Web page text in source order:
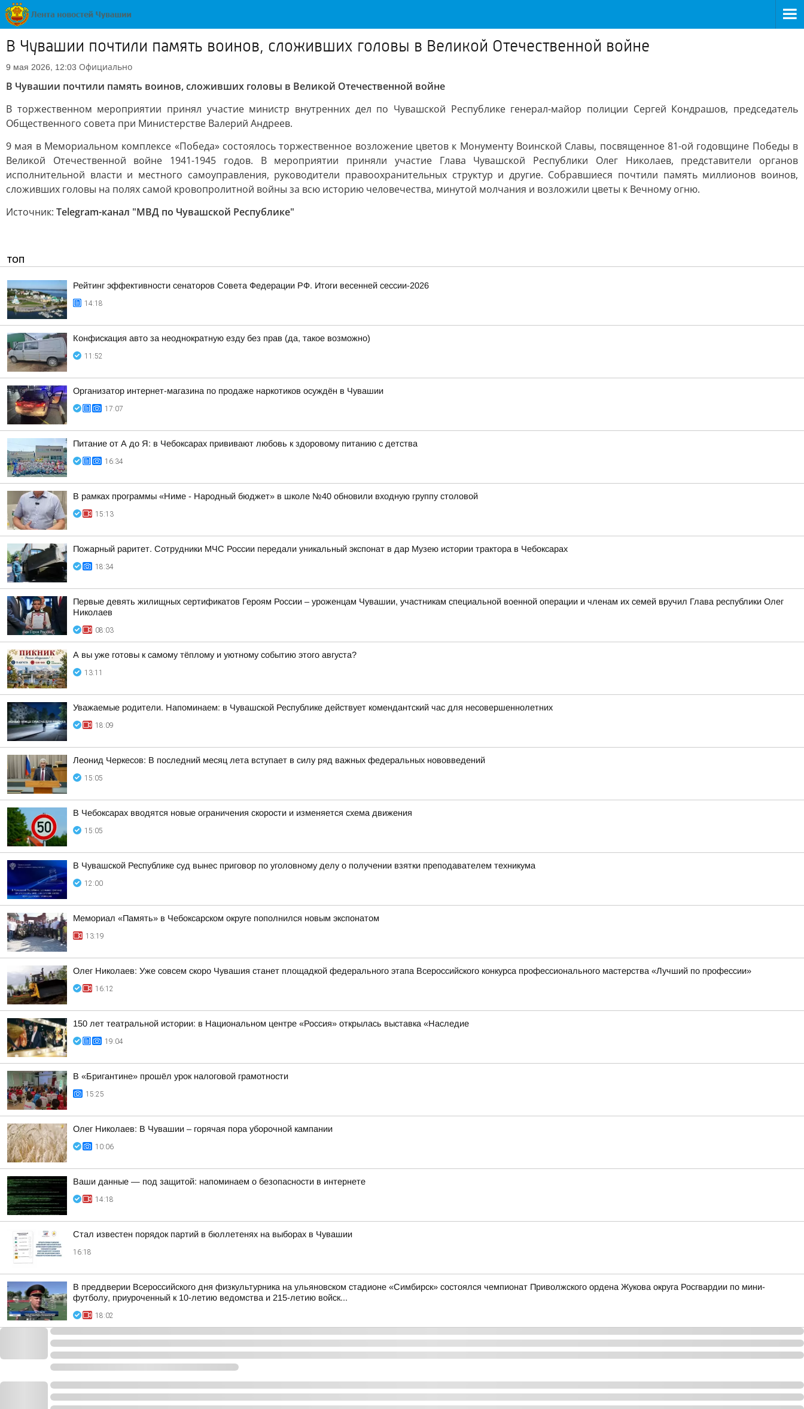
В Чувашии почтили память воинов, сложивших головы в Великой Отечественной войне
9 мая 2026, 12:03 Официально
В Чувашии почтили память воинов, сложивших головы в Великой Отечественной войне
В торжественном мероприятии принял участие министр внутренних дел по Чувашской Республике генерал-майор полиции Сергей Кондрашов, председатель
Общественного совета при Министерстве Валерий Андреев.
9 мая в Мемориальном комплексе «Победа» состоялось торжественное возложение цветов к Монументу Воинской Славы, посвященное 81-ой годовщине Победы в
Великой Отечественной войне 1941-1945 годов. В мероприятии приняли участие Глава Чувашской Республики Олег Николаев, представители органов
исполнительной власти и местного самоуправления, руководители правоохранительных структур и другие. Собравшиеся почтили память миллионов воинов,
сложивших головы на полях самой кровопролитной войны за всю историю человечества, минутой молчания и возложили цветы к Вечному огню.
Источник: Telegram-канал "МВД по Чувашской Республике"
ТОП
Рейтинг эффективности сенаторов Совета Федерации РФ. Итоги весенней сессии-2026
14:18
Конфискация авто за неоднократную езду без прав (да, такое возможно)
11:52
Организатор интернет-магазина по продаже наркотиков осуждён в Чувашии
17:07
Питание от А до Я: в Чебоксарах прививают любовь к здоровому питанию с детства
16:34
В рамках программы «Ниме - Народный бюджет» в школе №40 обновили входную группу столовой
15:13
Пожарный раритет. Сотрудники МЧС России передали уникальный экспонат в дар Музею истории трактора в Чебоксарах
18:34
Первые девять жилищных сертификатов Героям России – уроженцам Чувашии, участникам специальной военной операции и членам их семей вручил Глава республики Олег
Николаев
08:03
А вы уже готовы к самому тёплому и уютному событию этого августа?
13:11
Уважаемые родители. Напоминаем: в Чувашской Республике действует комендантский час для несовершеннолетних
18:09
Леонид Черкесов: В последний месяц лета вступает в силу ряд важных федеральных нововведений
15:05
В Чебоксарах вводятся новые ограничения скорости и изменяется схема движения
15:05
В Чувашской Республике суд вынес приговор по уголовному делу о получении взятки преподавателем техникума
12:00
Мемориал «Память» в Чебоксарском округе пополнился новым экспонатом
13:19
Олег Николаев: Уже совсем скоро Чувашия станет площадкой федерального этапа Всероссийского конкурса профессионального мастерства «Лучший по профессии»
16:12
150 лет театральной истории: в Национальном центре «Россия» открылась выставка «Наследие
19:04
В «Бригантине» прошёл урок налоговой грамотности
15:25
Олег Николаев: В Чувашии – горячая пора уборочной кампании
10:06
Ваши данные — под защитой: напоминаем о безопасности в интернете
14:18
Стал известен порядок партий в бюллетенях на выборах в Чувашии
16:18
В преддверии Всероссийского дня физкультурника на ульяновском стадионе «Симбирск» состоялся чемпионат Приволжского ордена Жукова округа Росгвардии по мини-
футболу, приуроченный к 10-летию ведомства и 215-летию войск...
18:02